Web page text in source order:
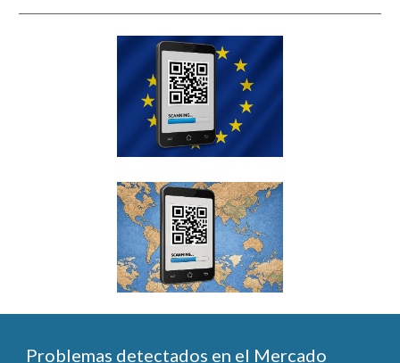
Problemas detectados en el Mercado